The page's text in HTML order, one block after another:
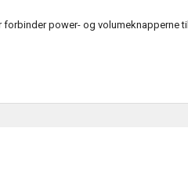
forbinder power- og volumeknapperne